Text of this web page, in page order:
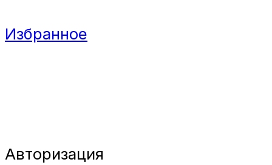
Избранное
Авторизация